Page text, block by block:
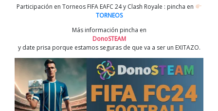
Participación en Torneos FIFA EAFC 24 y Clash Royale : pincha en
TORNEOS
Más información pincha en
DonoSTEAM
y date prisa porque estamos seguras de que va a ser un EXITAZO.